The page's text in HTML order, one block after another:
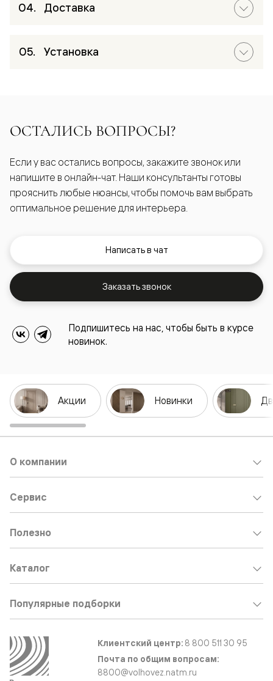
Доставка
Установка
ОСТАЛИСЬ ВОПРОСЫ?
Если у вас остались вопросы, закажите звонок или
напишите в онлайн-чат. Наши консультанты готовы
прояснить любые нюансы, чтобы помочь вам выбрать
оптимальное решение для интерьера.
Написать в чат
Заказать звонок
Подпишитесь на нас, чтобы быть в курсе
новинок.
Акции Новинки
О компании
Сервис
Полезно
Каталог
Популярные подборки
Клиентский центр: 8 800 511 30 95
Почта по общим вопросам:
8800@volhovez.natm.ru